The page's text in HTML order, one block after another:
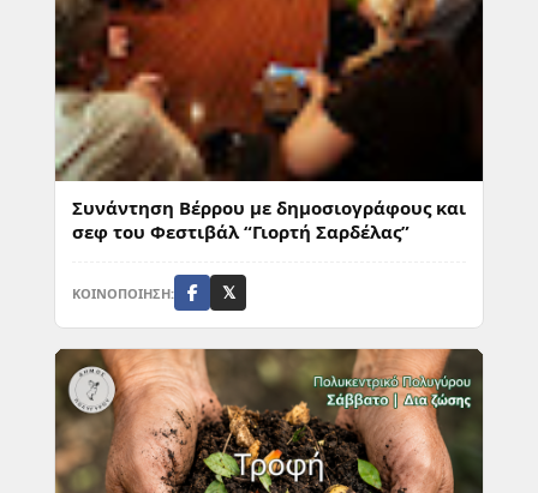
Συνάντηση Βέρρου με δημοσιογράφους και
σεφ του Φεστιβάλ “Γιορτή Σαρδέλας”
ΚΟΙΝΟΠΟΙΗΣΗ: 𝕏